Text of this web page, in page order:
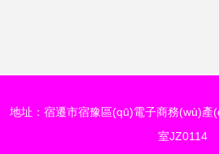
地址：宿遷市宿豫區(qū)電子商務(wù)
室JZ0114